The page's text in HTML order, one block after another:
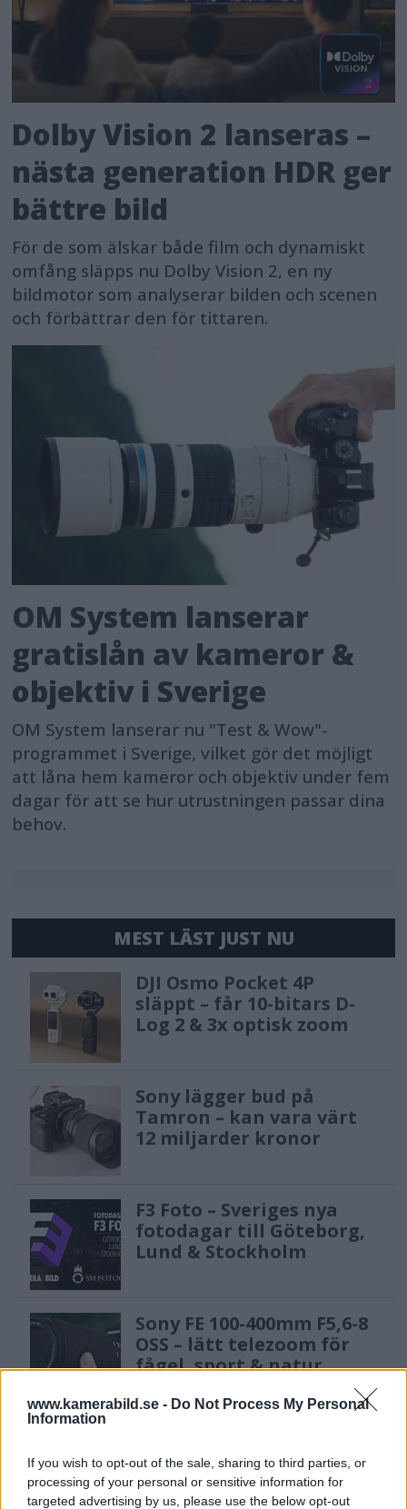
www.kamerabild.se - Do Not Process My Personal
Information
If you wish to opt-out of the sale, sharing to third parties, or
processing of your personal or sensitive information for
targeted advertising by us, please use the below opt-out
Dolby Vision 2 lanseras –
nästa generation HDR ger
bättre bild
För de som älskar både film och dynamiskt
omfång släpps nu Dolby Vision 2, en ny
bildmotor som analyserar bilden och scenen
och förbättrar den för tittaren.
OM System lanserar
gratislån av kameror &
objektiv i Sverige
OM System lanserar nu "Test & Wow"-
programmet i Sverige, vilket gör det möjligt
att låna hem kameror och objektiv under fem
dagar för att se hur utrustningen passar dina
behov.
MEST LÄST JUST NU
DJI Osmo Pocket 4P
släppt – får 10-bitars D-
Log 2 & 3x optisk zoom
Sony lägger bud på
Tamron – kan vara värt
12 miljarder kronor
F3 Foto – Sveriges nya
fotodagar till Göteborg,
Lund & Stockholm
Sony FE 100-400mm F5,6-8
OSS – lätt telezoom för
fågel, sport & natur
naket med integritet